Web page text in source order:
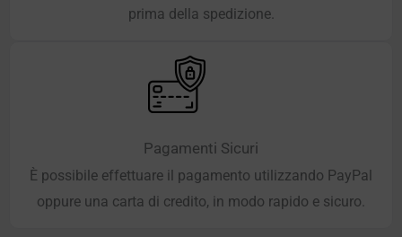
prima della spedizione.
Pagamenti Sicuri
È possibile effettuare il pagamento utilizzando PayPal
oppure una carta di credito, in modo rapido e sicuro.